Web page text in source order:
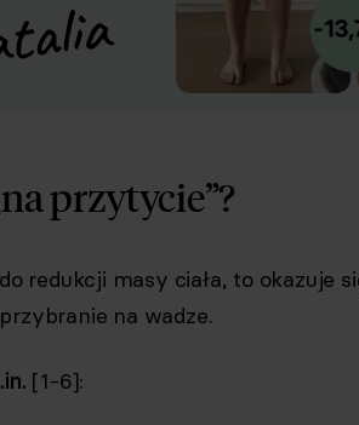
przytycie”?
redukcji masy ciała, to okazuje
na wadze.
[1-6]: